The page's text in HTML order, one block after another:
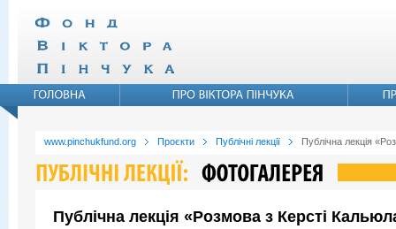
www.pinchukfund.org Проєкти Публічні лекції Публічна лекція
Публічна лекція «Розмова з Керсті